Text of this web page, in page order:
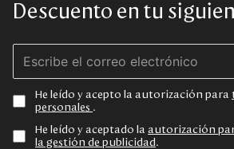
Descuento en tu
He leído y acepto la autorización para
personales .
He leído y aceptado la autorización
la gestión de publicidad .